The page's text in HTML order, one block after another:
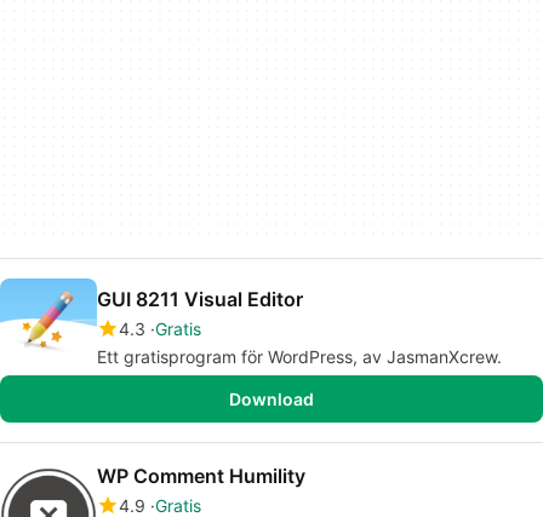
GUI 8211 Visual Editor
4.3 Gratis
Ett gratisprogram för WordPress, av JasmanXcrew.
Download
WP Comment Humility
4.9 Gratis